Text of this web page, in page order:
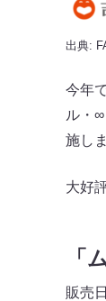
出典:
今年
ル・
施し
大好
「
販売